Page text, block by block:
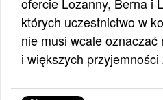
ofercie Lozanny, Berna i
których uczestnictwo w
nie musi wcale
i większych przyjemności